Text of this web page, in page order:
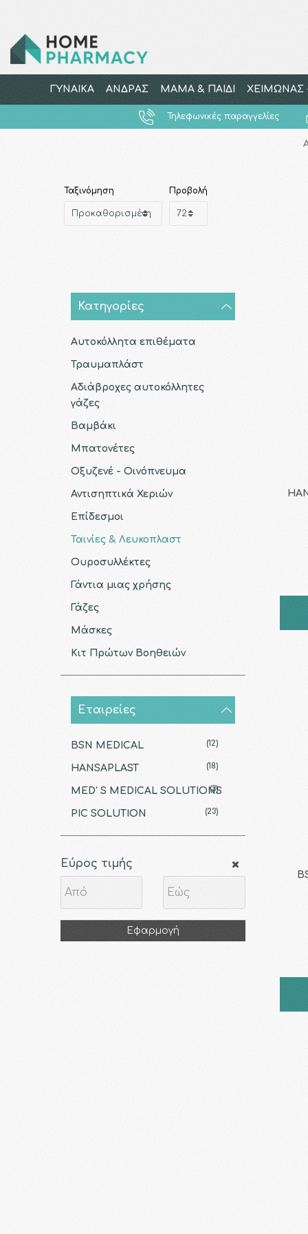
ΓΥΝΑΙΚΑ ΑΝΔΡΑΣ ΜΑΜΑ & ΠΑΙΔΙ ΧΕΙΜΩΝΑΣ
Τηλεφωνικές παραγγελίες
Ταξινόμηση Προβολή
Κατηγορίες
Αυτοκόλλητα επιθέματα
Τραυμαπλάστ
Αδιάβροχες αυτοκόλλητες
γάζες
Βαμβάκι
Μπατονέτες
Οξυζενέ - Οινόπνευμα
Αντισηπτικά Χεριών
Επίδεσμοι
Ταινίες & Λευκοπλαστ
Ουροσυλλέκτες
Γάντια μιας χρήσης
Γάζες
Μάσκες
Κιτ Πρώτων Βοηθειών
Εταιρείες
BSN MEDICAL (12)
HANSAPLAST (18)
MED' S MEDICAL SOLUTIONS
(3)
PIC SOLUTION (23)
Εύρος τιμής
Εφαρμογή